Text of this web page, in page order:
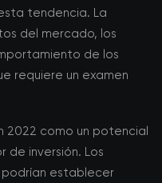
tendencia. La
del mercado, los
de los
requiere un examen
2022 como un potencial
de inversión. Los
podrían establecer